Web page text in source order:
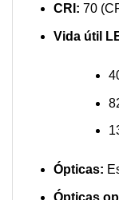
CRI: 70
Vida útil
Ópticas:
Ópticas